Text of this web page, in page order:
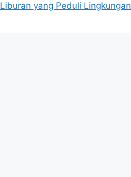
Liburan yang Peduli Lingkungan